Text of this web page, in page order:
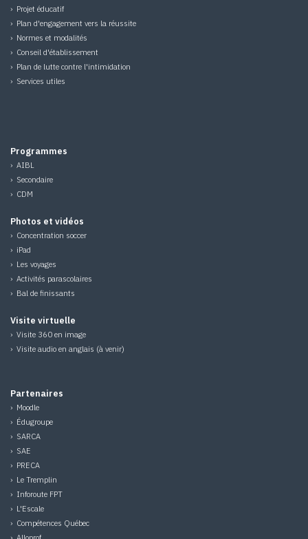
› Projet éducatif
› Plan d'engagement vers la réussite
› Normes et modalités
› Conseil d'établissement
› Plan de lutte contre l'intimidation
› Services utiles
Programmes
› AIBL
› Secondaire
› CDM
Photos et vidéos
› Concentration soccer
› iPad
› Les voyages
› Activités parascolaires
› Bal de finissants
Visite virtuelle
› Visite 360 en image
› Visite audio en anglais (à venir)
Partenaires
› Moodle
› Édugroupe
› SARCA
› SAE
› PRECA
› Le Tremplin
› Inforoute FPT
› L'Escale
› Compétences Québec